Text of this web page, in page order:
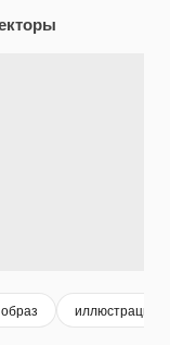
образ иллюстрации